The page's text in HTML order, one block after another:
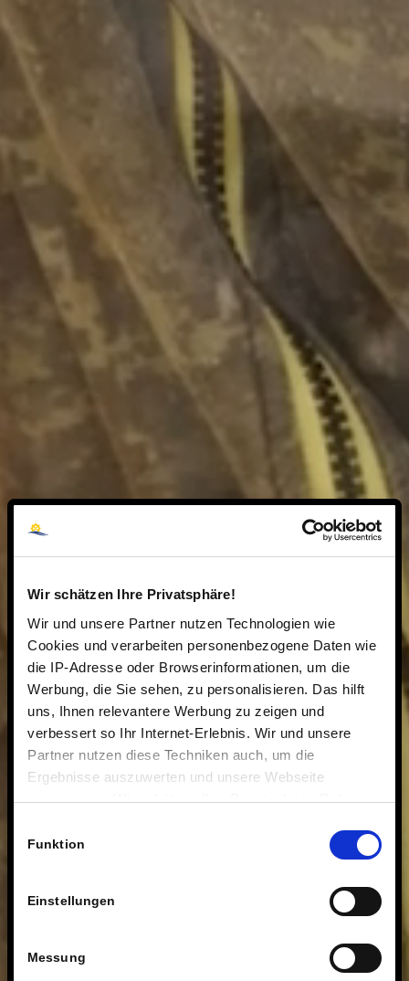
Wir schätzen Ihre Privatsphäre!
Wir und unsere Partner nutzen Technologien wie
Cookies und verarbeiten personenbezogene Daten wie
die IP-Adresse oder Browserinformationen, um die
Werbung, die Sie sehen, zu personalisieren. Das hilft
uns, Ihnen relevantere Werbung zu zeigen und
verbessert so Ihr Internet-Erlebnis. Wir und unsere
Partner nutzen diese Techniken auch, um die
Ergebnisse auszuwerten und unsere Webseite
anzupassen. Wir schätzen Ihre Privatsphäre. Daher
Technologien.
Funktion
Einstellungen
Messung